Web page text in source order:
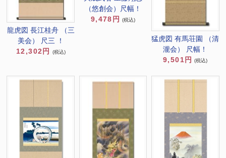
龍虎図 長江桂舟 （三
美会） 尺三 ！
12,302円
(税込)
（悠創会）尺幅！
9,478円
(税込)
猛虎図 有馬荘園 （清
瀧会） 尺幅！
9,501円
(税込)